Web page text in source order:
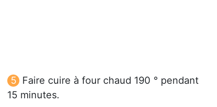
Faire cuire à four chaud 190 ° pendant
15 minutes.